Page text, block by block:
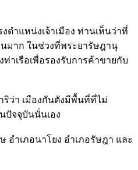
ตำแหน่งเจ้าเมือง ท่านเห็นว่าที่
มาก ในช่วงที่พระยารัษฎานุ
าเรือเพื่อรองรับการค้าขายกับ
ริว่า เมืองกันตังมีพื้นที่ที่ไม่
ปัจจุบันนั่นเอง
อำเภอนาโยง อำเภอรัษฎา และ